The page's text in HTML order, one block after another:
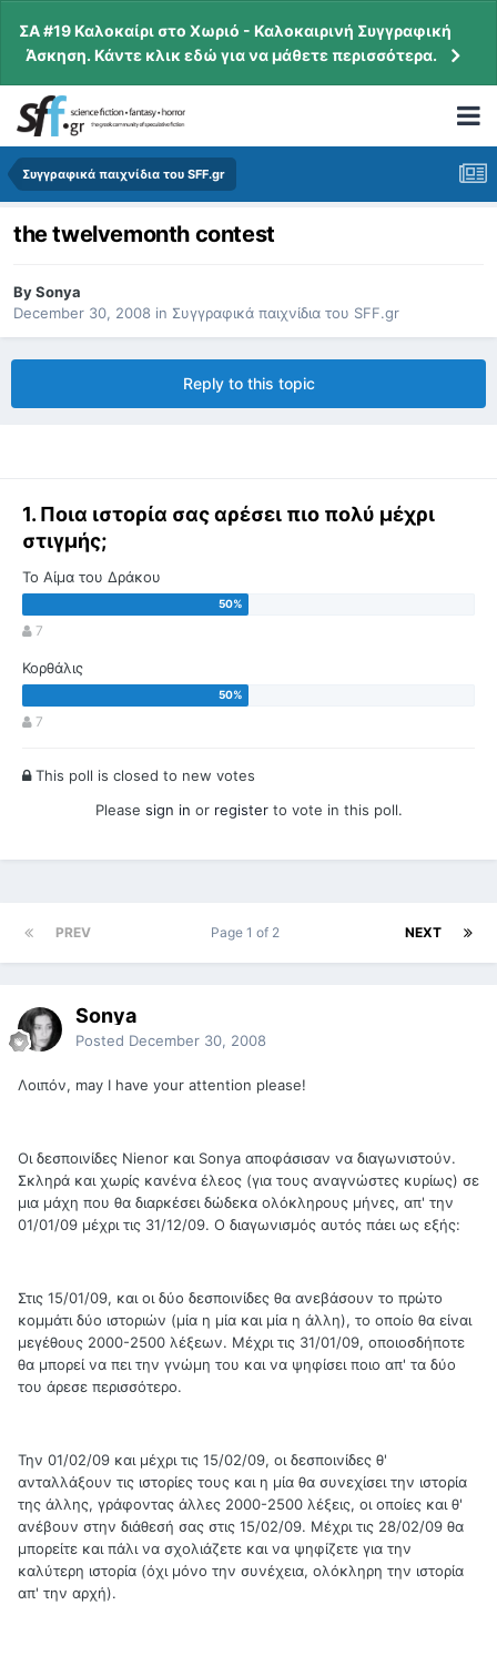
ΣΑ #19 Καλοκαίρι στο Χωριό - Καλοκαιρινή Συγγραφική
Άσκηση. Κάντε κλικ εδώ για να μάθετε περισσότερα.
Συγγραφικά παιχνίδια του SFF.gr
the twelvemonth contest
BySonya
December 30, 2008 in Συγγραφικά παιχνίδια του SFF.gr
Reply to this topic
1. Ποια ιστορία σας αρέσει πιο πολύ μέχρι
στιγμής;
Το Αίμα του Δράκου
7
Κορθάλις
7
This poll is closed to new votes
Please sign in or registerto vote in this poll.
PREV NEXT
Page 1 of 2
Sonya
Posted December 30, 2008
Λοιπόν, may I have your attention please!
Οι δεσποινίδες Nienor και Sonya αποφάσισαν να διαγωνιστούν.
Σκληρά και χωρίς κανένα έλεος (για τους αναγνώστες κυρίως) σε
μια μάχη που θα διαρκέσει δώδεκα ολόκληρους μήνες, απ' την
01/01/09 μέχρι τις 31/12/09. Ο διαγωνισμός αυτός πάει ως εξής:
Στις 15/01/09, και οι δύο δεσποινίδες θα ανεβάσουν το πρώτο
κομμάτι δύο ιστοριών (μία η μία και μία η άλλη), το οποίο θα είναι
μεγέθους 2000-2500 λέξεων. Μέχρι τις 31/01/09, οποιοσδήποτε
θα μπορεί να πει την γνώμη του και να ψηφίσει ποιο απ' τα δύο
του άρεσε περισσότερο.
Την 01/02/09 και μέχρι τις 15/02/09, οι δεσποινίδες θ'
ανταλλάξουν τις ιστορίες τους και η μία θα συνεχίσει την ιστορία
της άλλης, γράφοντας άλλες 2000-2500 λέξεις, οι οποίες και θ'
ανέβουν στην διάθεσή σας στις 15/02/09. Μέχρι τις 28/02/09 θα
μπορείτε και πάλι να σχολιάζετε και να ψηφίζετε για την
καλύτερη ιστορία (όχι μόνο την συνέχεια, ολόκληρη την ιστορία
απ' την αρχή).